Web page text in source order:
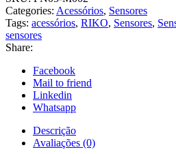
Categories: Acessórios, Sensores
Tags: acessórios, RIKO, Sensores,
sensores
Share:
Facebook
Mail to friend
Linkedin
Whatsapp
Descrição
Avaliações (0)